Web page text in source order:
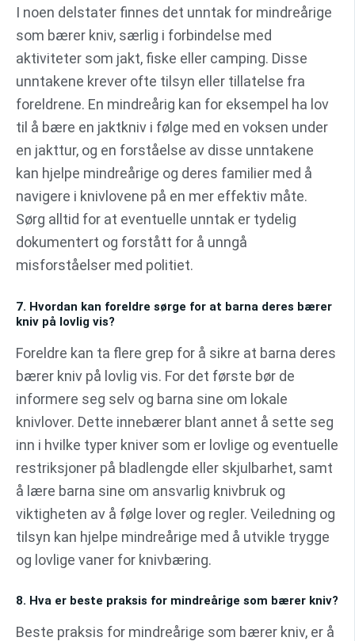
I noen delstater finnes det unntak for mindreårige
som bærer kniv, særlig i forbindelse med
aktiviteter som jakt, fiske eller camping. Disse
unntakene krever ofte tilsyn eller tillatelse fra
foreldrene. En mindreårig kan for eksempel ha lov
til å bære en jaktkniv i følge med en voksen under
en jakttur, og en forståelse av disse unntakene
kan hjelpe mindreårige og deres familier med å
navigere i knivlovene på en mer effektiv måte.
Sørg alltid for at eventuelle unntak er tydelig
dokumentert og forstått for å unngå
misforståelser med politiet.
7. Hvordan kan foreldre sørge for at barna deres bærer
kniv på lovlig vis?
Foreldre kan ta flere grep for å sikre at barna deres
bærer kniv på lovlig vis. For det første bør de
informere seg selv og barna sine om lokale
knivlover. Dette innebærer blant annet å sette seg
inn i hvilke typer kniver som er lovlige og eventuelle
restriksjoner på bladlengde eller skjulbarhet, samt
å lære barna sine om ansvarlig knivbruk og
viktigheten av å følge lover og regler. Veiledning og
tilsyn kan hjelpe mindreårige med å utvikle trygge
og lovlige vaner for knivbæring.
8. Hva er beste praksis for mindreårige som bærer kniv?
Beste praksis for mindreårige som bærer kniv, er å